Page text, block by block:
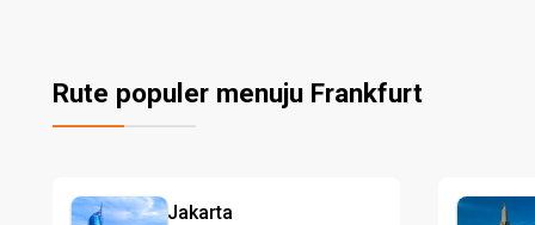
Rute populer menuju Frankfurt
Jakarta